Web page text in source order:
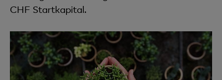
CHF Startkapital.